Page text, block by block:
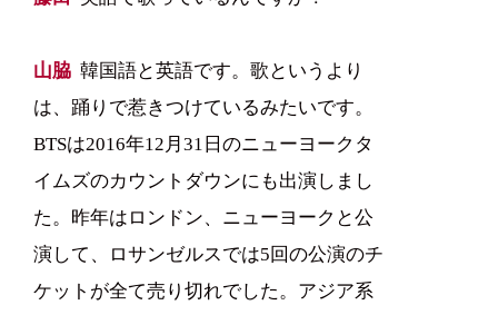
山脇 韓国語と英語です。歌というより
は、踊りで惹きつけているみたいです。
BTSは2016年12月31日のニューヨークタ
イムズのカウントダウンにも出演しまし
た。昨年はロンドン、ニューヨークと公
演して、ロサンゼルスでは5回の公演のチ
ケットが全て売り切れでした。アジア系